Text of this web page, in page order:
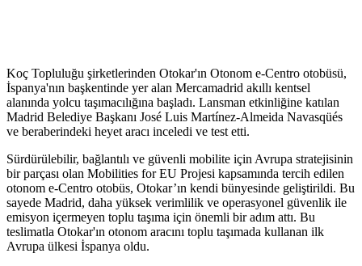
Koç Topluluğu şirketlerinden Otokar'ın Otonom e-Centro otobüsü,
İspanya'nın başkentinde yer alan Mercamadrid akıllı kentsel
alanında yolcu taşımacılığına başladı. Lansman etkinliğine katılan
Madrid Belediye Başkanı José Luis Martínez-Almeida Navasqüés
ve beraberindeki heyet aracı inceledi ve test etti.
Sürdürülebilir, bağlantılı ve güvenli mobilite için Avrupa stratejisinin
bir parçası olan Mobilities for EU Projesi kapsamında tercih edilen
otonom e-Centro otobüs, Otokar’ın kendi bünyesinde geliştirildi. Bu
sayede Madrid, daha yüksek verimlilik ve operasyonel güvenlik ile
emisyon içermeyen toplu taşıma için önemli bir adım attı. Bu
teslimatla Otokar'ın otonom aracını toplu taşımada kullanan ilk
Avrupa ülkesi İspanya oldu.